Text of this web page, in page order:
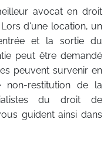
avocat en droit
d'une location, un
et la sortie du
peut être demandé
peuvent survenir en
restitution de la
du droit de
guident ainsi dans